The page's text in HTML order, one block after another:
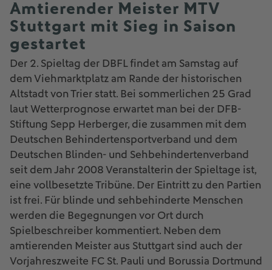
Amtierender Meister MTV
Stuttgart mit Sieg in Saison
gestartet
Der 2. Spieltag der DBFL findet am Samstag auf
dem Viehmarktplatz am Rande der historischen
Altstadt von Trier statt. Bei sommerlichen 25 Grad
laut Wetterprognose erwartet man bei der DFB-
Stiftung Sepp Herberger, die zusammen mit dem
Deutschen Behindertensportverband und dem
Deutschen Blinden- und Sehbehindertenverband
seit dem Jahr 2008 Veranstalterin der Spieltage ist,
eine vollbesetzte Tribüne. Der Eintritt zu den Partien
ist frei. Für blinde und sehbehinderte Menschen
werden die Begegnungen vor Ort durch
Spielbeschreiber kommentiert. Neben dem
amtierenden Meister aus Stuttgart sind auch der
Vorjahreszweite FC St. Pauli und Borussia Dortmund